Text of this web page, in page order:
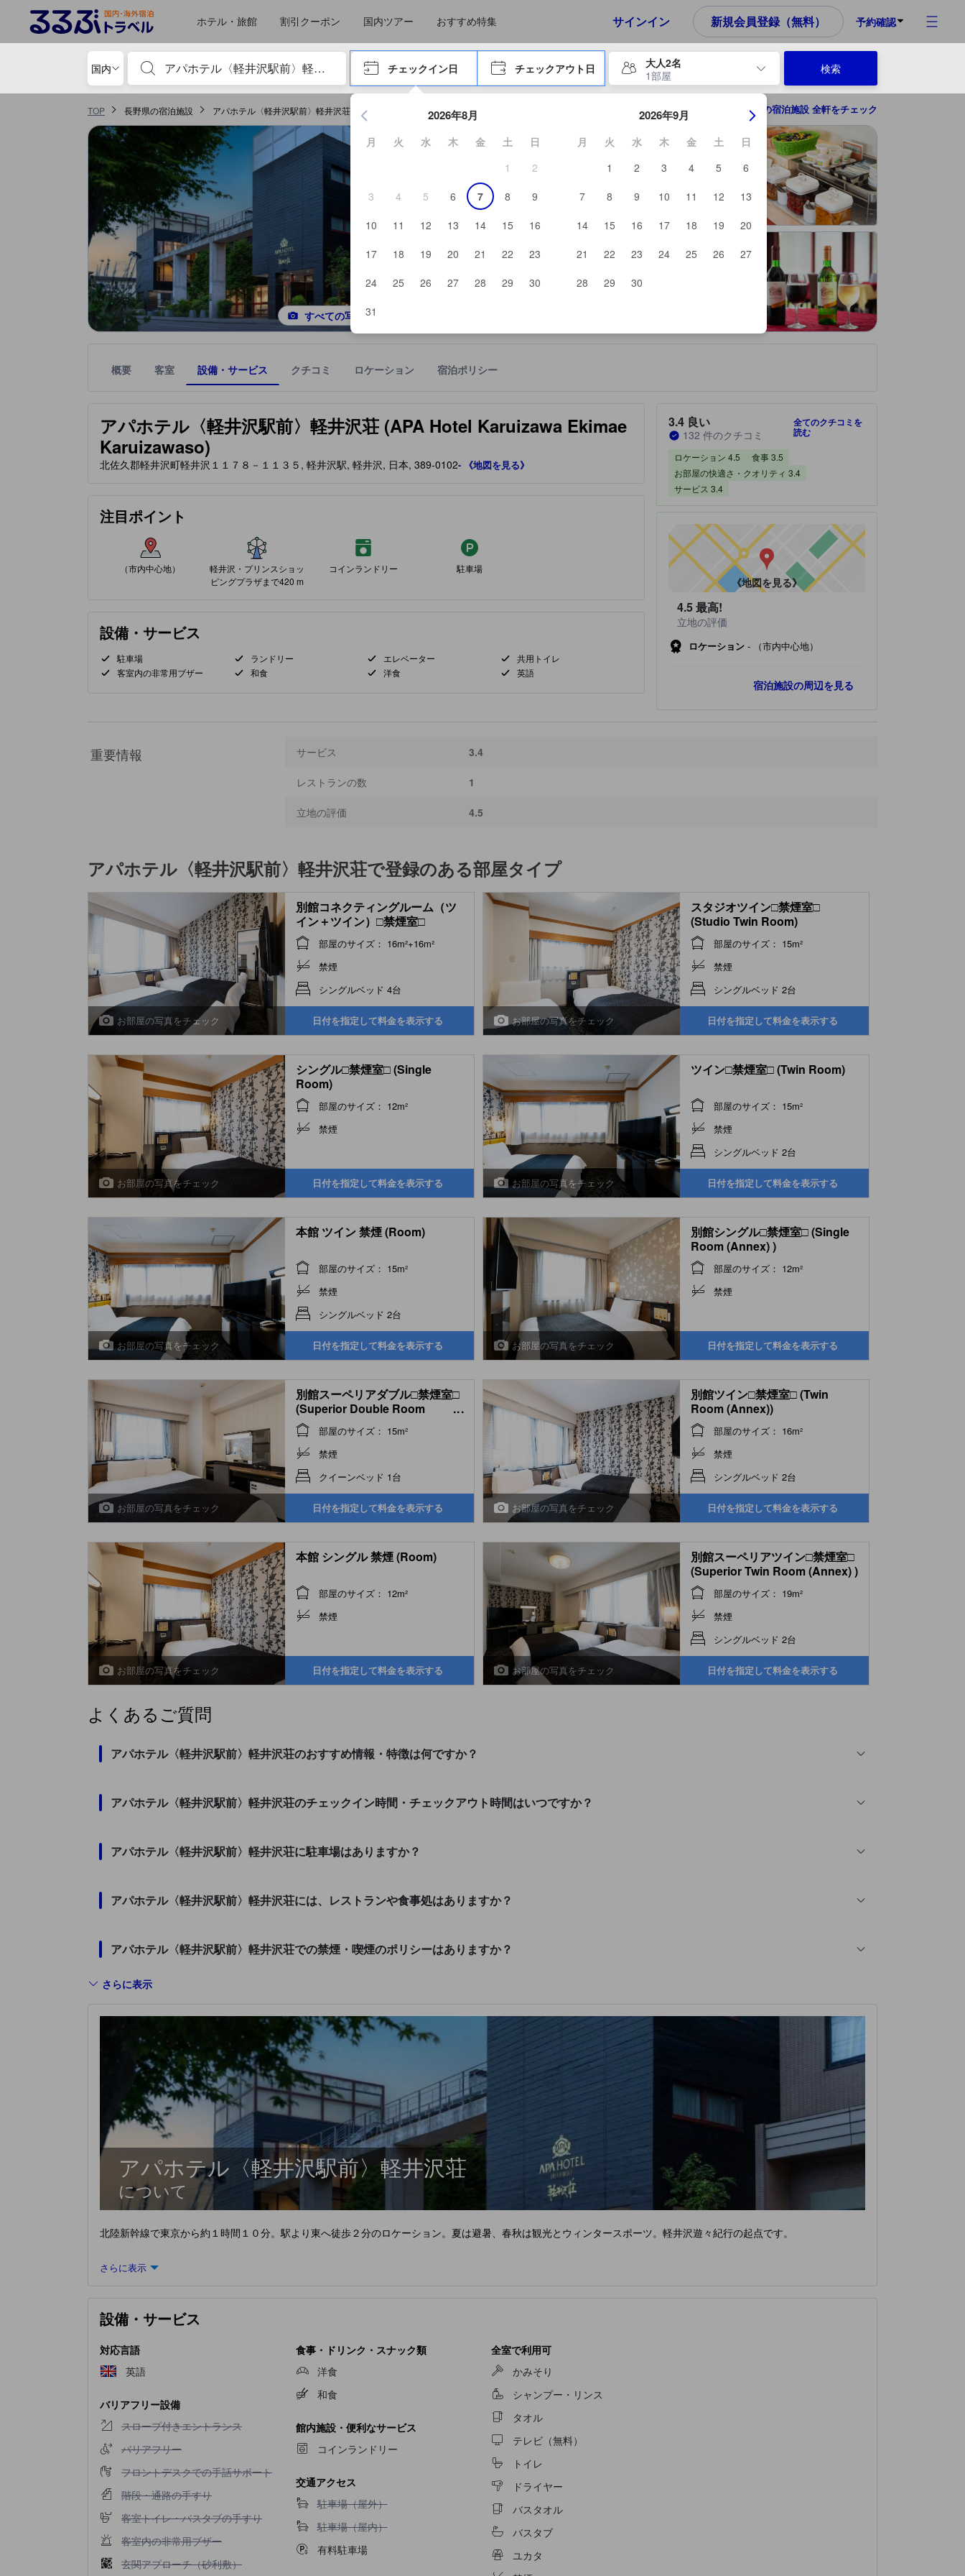
ホテル・旅館 割引クーポン 国内ツアー おすすめ特集 サインイン 新規会員登録（無料） 予約確認
国内
宿泊施設名やキーワードを入力し、矢印キーやタブキーで進み、エンターキーを押して内容を確定して、検索します。
チェックイン日 チェックアウト日
大人2名
1部屋
エンターキーを押して日付選択画面の操作を開始します。方向キーを使用して、チェックイン日とチェックアウト日を移動します。
2026年8月
月 火 水 木 金 土
日
1
2
3
4 5 6 7 8
9
10
11 12 13 14 15
16
17
18 19 20 21 22
23
24
25 26 27 28 29
30
31
2026年9月
月 火 水 木 金 土
日
1
2 3 4 5
6
7
8 9 10 11 12
13
14
15 16 17 18 19
20
21
22 23 24 25 26
27
28
29 30
検索
TOP 長野県の宿泊施設 アパホテル〈軽井沢駅前〉軽井沢荘を予約する 軽井沢の宿泊施設 全軒をチェック
すべての写真を見る
概要 客室 設備・サービス クチコミ ロケーション 宿泊ポリシー
アパホテル〈軽井沢駅前〉軽井沢荘 (APA Hotel Karuizawa Ekimae
Karuizawaso)
tooltip
星評価は、提携サイトから受け取った情報であり、宿泊施設に備わっていると予測される快適さや客室のレベルを示すものです。
北佐久郡軽井沢町軽井沢１１７８－１１３５, 軽井沢駅, 軽井沢, 日本, 389-0102- 《地図を見る》
注目ポイント
（市内中心地）
軽井沢・プリンスショッ
ピングプラザまで420 m
コインランドリー 駐車場
設備・サービス
駐車場 ランドリー エレベーター
共用トイレ
客室内の非常用ブザー
和食 洋食 英語
宿泊施設のクチコミスコア：3.4 / 5 良い 132 件のクチコミ
3.4 良い
132 件のクチコミ
全てのクチコミを
読む
ロケーション 4.5
食事 3.5
お部屋の快適さ・クオリティ 3.4
サービス 3.4
《地図を見る》
4.5最高!
立地の評価
ロケーション - （市内中心地）
宿泊施設の周辺を見る
重要情報 サービス 3.4
レストランの数 1
立地の評価 4.5
アパホテル〈軽井沢駅前〉軽井沢荘で登録のある部屋タイプ
お部屋の写真をチェック
別館コネクティングルーム（ツ
イン＋ツイン）□禁煙室□
(Room)部屋のサイズ： 16m²+16m²
禁煙
シングルベッド 4台
日付を指定して料金を表示する お部屋の写真をチェック
スタジオツイン□禁煙室□
(Studio Twin Room)
部屋のサイズ： 15m²
禁煙
シングルベッド 2台
日付を指定して料金を表示する
お部屋の写真をチェック
シングル□禁煙室□ (Single
Room)
部屋のサイズ： 12m²
禁煙
日付を指定して料金を表示する お部屋の写真をチェック
ツイン□禁煙室□ (Twin Room)
部屋のサイズ： 15m²
禁煙
シングルベッド 2台
日付を指定して料金を表示する
お部屋の写真をチェック
本館 ツイン 禁煙 (Room)
部屋のサイズ： 15m²
禁煙
シングルベッド 2台
日付を指定して料金を表示する お部屋の写真をチェック
別館シングル□禁煙室□ (Single
Room (Annex) )
部屋のサイズ： 12m²
禁煙
日付を指定して料金を表示する
お部屋の写真をチェック
別館スーペリアダブル□禁煙室□
(Superior Double Room
(Annex))
...
部屋のサイズ： 15m²
禁煙
クイーンベッド 1台
日付を指定して料金を表示する お部屋の写真をチェック
別館ツイン□禁煙室□ (Twin
Room (Annex))
部屋のサイズ： 16m²
禁煙
シングルベッド 2台
日付を指定して料金を表示する
お部屋の写真をチェック
本館 シングル 禁煙 (Room)
部屋のサイズ： 12m²
禁煙
日付を指定して料金を表示する お部屋の写真をチェック
別館スーペリアツイン□禁煙室□
(Superior Twin Room (Annex) )
部屋のサイズ： 19m²
禁煙
シングルベッド 2台
日付を指定して料金を表示する
よくあるご質問
アパホテル〈軽井沢駅前〉軽井沢荘のおすすめ情報・特徴は何ですか？
アパホテル〈軽井沢駅前〉軽井沢荘のチェックイン時間・チェックアウト時間はいつですか？
アパホテル〈軽井沢駅前〉軽井沢荘に駐車場はありますか？
アパホテル〈軽井沢駅前〉軽井沢荘には、レストランや食事処はありますか？
アパホテル〈軽井沢駅前〉軽井沢荘での禁煙・喫煙のポリシーはありますか？
さらに表示
アパホテル〈軽井沢駅前〉軽井沢荘
について
北陸新幹線で東京から約１時間１０分。駅より東へ徒歩２分のロケーション。夏は避暑、春秋は観光とウィンタースポーツ。軽井沢遊々紀行の起点です。
さらに表示
設備・サービス
対応言語
英語
バリアフリー設備
スロープ付きエントランス不可
スロープ付きエントランス
バリアフリー不可
バリアフリー
フロントデスクでの手話サポート不可
フロントデスクでの手話サポート
階段・通路の手すり不可
階段・通路の手すり
客室トイレ・バスタブの手すり不可
客室トイレ・バスタブの手すり
客室内の非常用ブザー不可
客室内の非常用ブザー
玄関アプローチ（砂利敷）不可
玄関アプローチ（砂利敷）
食事・ドリンク・スナック類
洋食
和食
館内施設・便利なサービス
コインランドリー
交通アクセス
駐車場（屋外）不可
駐車場（屋外）
駐車場（屋内）不可
駐車場（屋内）
有料駐車場
全室で利用可
かみそり
シャンプー・リンス
タオル
テレビ（無料）
トイレ
ドライヤー
バスタオル
バスタブ
ユカタ
るるぶトラベルに掲載されているクチコミは実際に予約をし、宿泊を終えたゲストから提供されています。実際の経験に基づいた内容であるため、これから宿泊選びをされるユーザーにとっても参考となる信頼で